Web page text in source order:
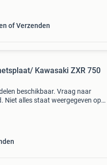
of Verzenden
Kawasaki ZXR 750
beschikbaar. Vraag naar
Niet alles staat weergegeven op